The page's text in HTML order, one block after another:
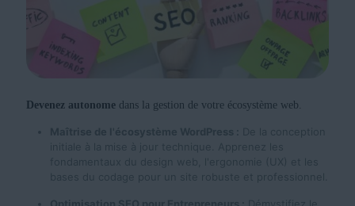
Devenez autonome dans la gestion de votre écosystème web.